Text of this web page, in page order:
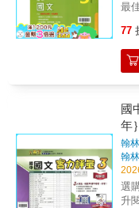
最
握
習
練
書
學
參
若
軒
般
見
77
國
年｝
翰
翰林
選
升